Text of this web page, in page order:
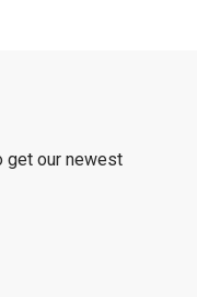
get our newest